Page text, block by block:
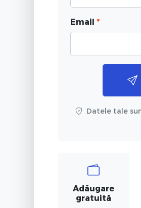
Email *
Datele tale
Adăugare
gratuită